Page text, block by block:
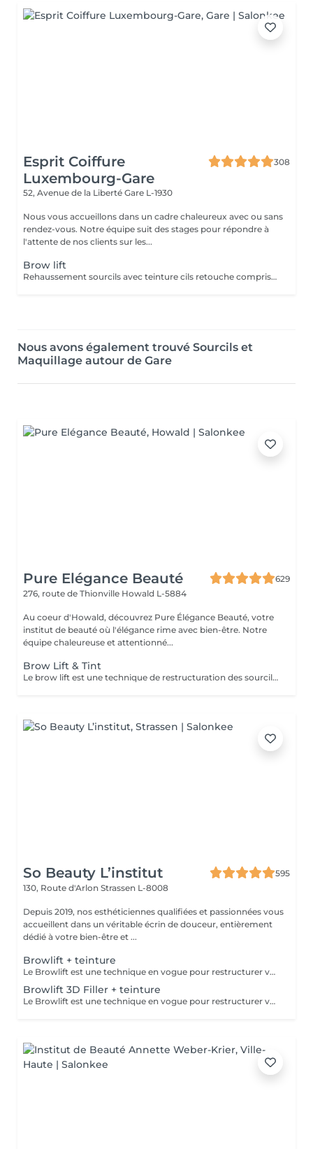
Esprit Coiffure
Luxembourg-Gare
308
52, Avenue de la Liberté Gare L-1930
Nous vous accueillons dans un cadre chaleureux avec ou sans
rendez-vous. Notre équipe suit des stages pour répondre à
l'attente de nos clients sur les...
Brow lift
Rehaussement sourcils avec teinture cils retouche comprise dans le prix
Nous avons également trouvé Sourcils et
Maquillage autour de Gare
Pure Elégance Beauté
629
276, route de Thionville Howald L-5884
Au coeur d'Howald, découvrez Pure Élégance Beauté, votre
institut de beauté où l'élégance rime avec bien-être. Notre
équipe chaleureuse et attentionné...
Brow Lift & Tint
Le brow lift est une technique de restructuration des sourcils qui vise à rehausser les poils. Elle se fait à l'aide d'une brosse et de plusieurs soins. La combinaison de leurs actions permet d'obtenir des sourcils épais et marqués. Permet de restructurer, densifier et discipliner les sourcils clairsemés et rebelles, mais relève aussi les yeux ainsi que les paupières tombantes. BO'Repair masque Vitaminé.
So Beauty L’institut
595
130, Route d'Arlon Strassen L-8008
Depuis 2019, nos esthéticiennes qualifiées et passionnées vous
accueillent dans un véritable écrin de douceur, entièrement
dédié à votre bien-être et ...
Browlift + teinture
Le Browlift est une technique en vogue pour restructurer vos sourcils qui permet de les épaissir et les rehausser tout en fixant leur mouvement pour un résultat qui dure environ 6 semaines. Ils paraissent plus fournis et volumineux,la teinture va accentuer la forme et intensifier la couleur. Le Browlift ouvre votre regard et le met en valeur.
Browlift 3D Filler + teinture
Le Browlift est une technique en vogue pour restructurer vos sourcils qui permet de les épaissir et les rehausser tout en fixant leur mouvement pour un résultat qui dure environ 6 semaines. Ils paraissent plus fournis et volumineux et la teinture va accentuer la forme et intensifier la couleur. Le Browlift ouvre votre regard et le met en valeur. Le soin 3D Filler est un soin naturel qui va agir sur la structure du poil et ainsi favoriser la croissance et le nourrir en profondeur.